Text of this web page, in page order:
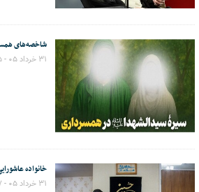
شاخصه‌های
۳۱ خرداد ۰۵ - ۲۰:۲۵
خانواده
۳۱ خرداد ۰۵ - ۱۹:۲۷